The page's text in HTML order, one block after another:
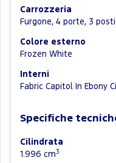
Carrozzeria
Furgone, 4 porte, 3 posti
Colore esterno
Frozen White
Interni
Fabric Capitol In Ebony
Specifiche
Cilindrata
1.996 cm3